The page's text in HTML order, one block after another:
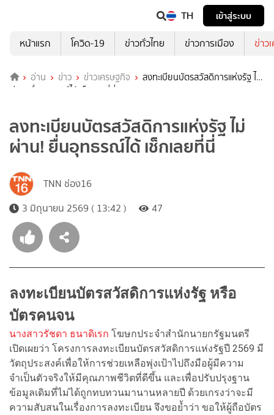
TH
เข้าสู่ระบบ
หน้าแรก
โควิด-19 ข่าวทั่วไทย ข่าวการเมือง ข่าว
อ่าน ข่าว ข่าวเศรษฐกิจ
ลงทะเบียนบัตรสวัสดิการแห่งรัฐ ไม่
ผ่าน! ยื่นอุทธรณ์ได้ เช็กเลยที่นี่
ลงทะเบียนบัตรสวัสดิการแห่งรัฐ ไม่
ผ่าน! ยื่นอุทธรณ์ได้ เช็กเลยที่นี่
TNN ช่อง16
3 มิถุนายน 2569 ( 13:42 )
47
ลงทะเบียนบัตรสวัสดิการแห่งรัฐ หรือ
บัตรคนจน
นางสาวรัชดา ธนาดิเรก โฆษกประจำสำนักนายกรัฐมนตรี
เปิดเผยว่า โครงการลงทะเบียนบัตรสวัสดิการแห่งรัฐปี 2569 มี
วัตถุประสงค์เพื่อให้การช่วยเหลือพุ่งเป้าไปถึงมือผู้มีความ
จำเป็นตัวจริงให้มีคุณภาพชีวิตที่ดีขึ้น และเพื่อปรับปรุงฐาน
ข้อมูลเดิมที่ไม่ได้ถูกทบทวนมานานหลายปี ด้วยเกรงว่าจะมี
ความสับสนในเรื่องการลงทะเบียน จึงขอย้ำว่า ขอให้ผู้ถือบัตร